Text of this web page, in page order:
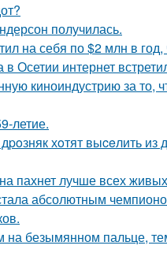
получилась.
на себя по $2 млн в год,
Осетии интернет
киноиндустрию за то,
летие.
хoтят выceлить
пахнет лучше всех
абсолютным
безымянном пальце,